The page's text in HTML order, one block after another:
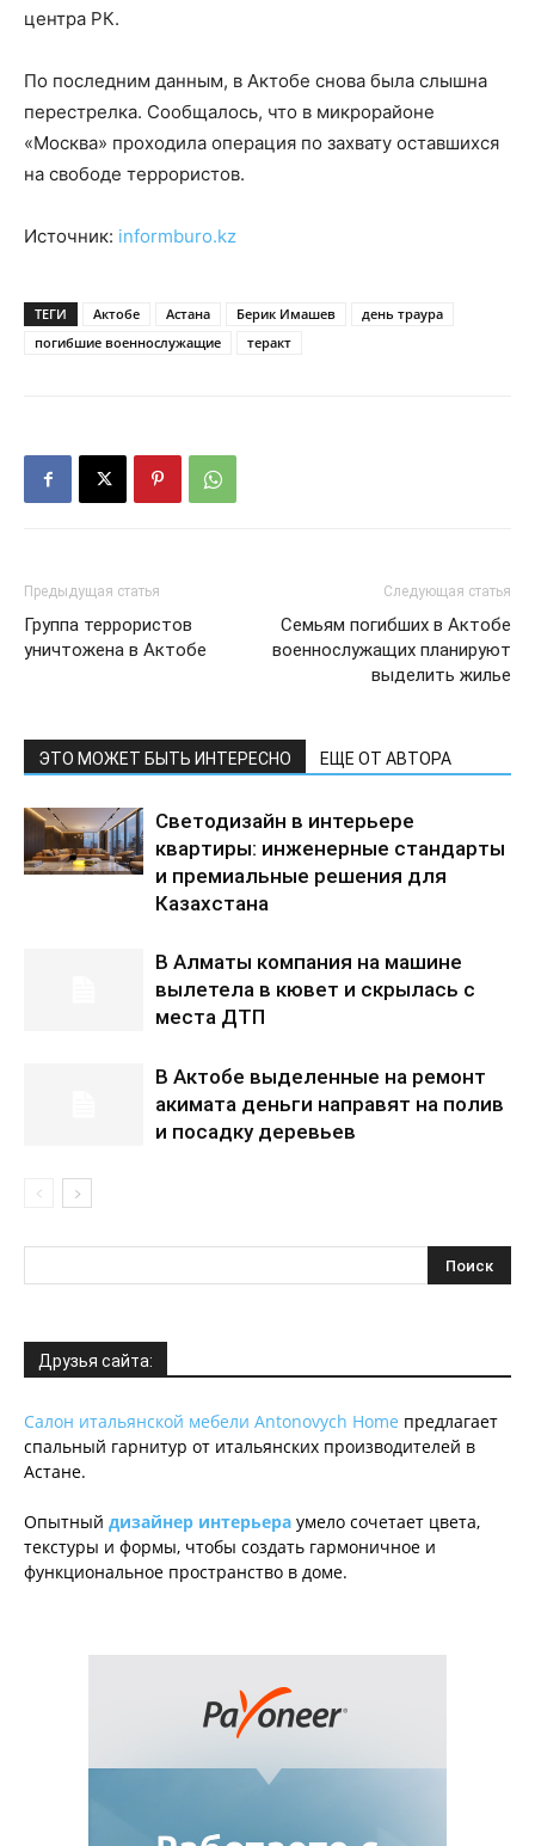
центра РК.
По последним данным, в Актобе снова была слышна
перестрелка. Сообщалось, что в микрорайоне
«Москва» проходила операция по захвату оставшихся
на свободе террористов.
Источник: informburo.kz
ТЕГИ Актобе Астана Берик Имашев
день траура
погибшие военнослужащие
теракт
Предыдущая статья
Группа террористов
уничтожена в Актобе
Следующая статья
Семьям погибших в Актобе
военнослужащих планируют
выделить жилье
ЭТО МОЖЕТ БЫТЬ ИНТЕРЕСНО ЕЩЕ ОТ АВТОРА
Светодизайн в интерьере
квартиры: инженерные стандарты
и премиальные решения для
Казахстана
В Алматы компания на машине
вылетела в кювет и скрылась с
места ДТП
В Актобе выделенные на ремонт
акимата деньги направят на полив
и посадку деревьев
Друзья сайта:
Салон итальянской мебели Antonovych Home предлагает
спальный гарнитур от итальянских производителей в
Астане.
Опытный дизайнер интерьера умело сочетает цвета,
текстуры и формы, чтобы создать гармоничное и
функциональное пространство в доме.